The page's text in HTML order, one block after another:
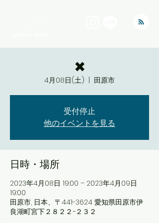
✖
4月08日(土) 田原市
受付停止
他のイベントを見る
日時・場所
2023年4月08日 19:00 – 2023年4月09日
19:00
田原市, 日本、〒441-3624 愛知県田原市伊
良湖町宮下２８２２−２３２